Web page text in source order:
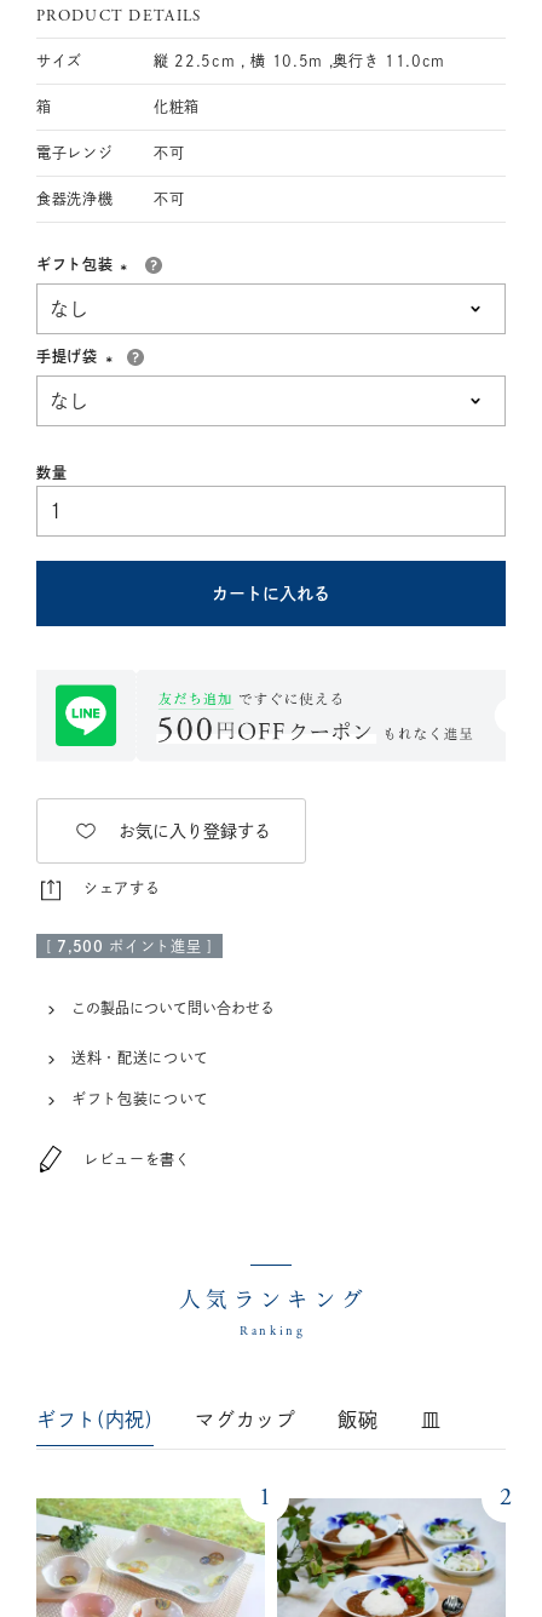
PRODUCT DETAILS
サイズ 縦 22.5cm , 横 10.5m ,奥行き 11.0cm
箱 化粧箱
電子レンジ 不可
食器洗浄機 不可
ギフト包装
手提げ袋
カートに入れる
お気に入り登録する
シェアする
[ 7,500 ポイント進呈 ]
この製品について問い合わせる
送料・配送について
ギフト包装について
レビューを書く
人気ランキング
Ranking
ギフト(内祝) マグカップ 飯碗 皿
1 2